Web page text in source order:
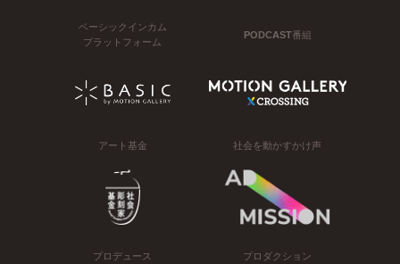
ベーシックインカム
プラットフォーム
PODCAST番組
アート基金 社会を動かすかけ声
プロデュース プロダクション